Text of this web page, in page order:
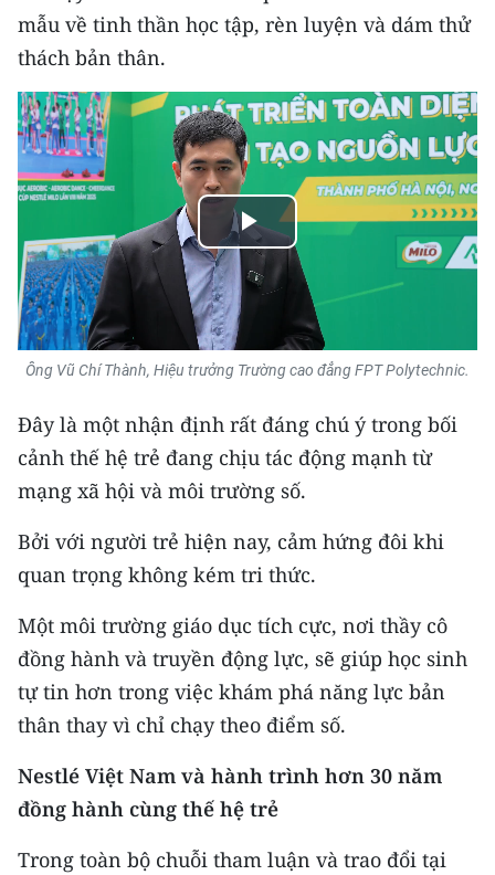
mẫu về tinh thần học tập, rèn luyện và dám thử
thách bản thân.
Play
Video
Ông Vũ Chí Thành, Hiệu trưởng Trường cao đẳng FPT Polytechnic.
Đây là một nhận định rất đáng chú ý trong bối
cảnh thế hệ trẻ đang chịu tác động mạnh từ
mạng xã hội và môi trường số.
Bởi với người trẻ hiện nay, cảm hứng đôi khi
quan trọng không kém tri thức.
Một môi trường giáo dục tích cực, nơi thầy cô
đồng hành và truyền động lực, sẽ giúp học sinh
tự tin hơn trong việc khám phá năng lực bản
thân thay vì chỉ chạy theo điểm số.
Nestlé Việt Nam và hành trình hơn 30 năm
đồng hành cùng thế hệ trẻ
Trong toàn bộ chuỗi tham luận và trao đổi tại